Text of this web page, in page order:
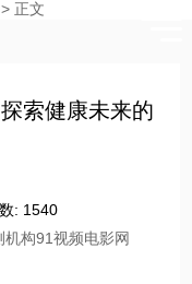
入口的点滴
> 正文
索健康未来的
: 1540
机构91视频电影网